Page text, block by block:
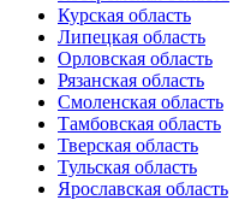
Курская область
Липецкая область
Орловская область
Рязанская область
Смоленская область
Тамбовская область
Тверская область
Тульская область
Ярославская область